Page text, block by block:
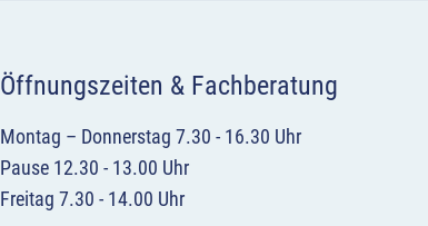
Öffnungszeiten & Fachberatung
Montag – Donnerstag 7.30 - 16.30 Uhr
Pause 12.30 - 13.00 Uhr
Freitag 7.30 - 14.00 Uhr